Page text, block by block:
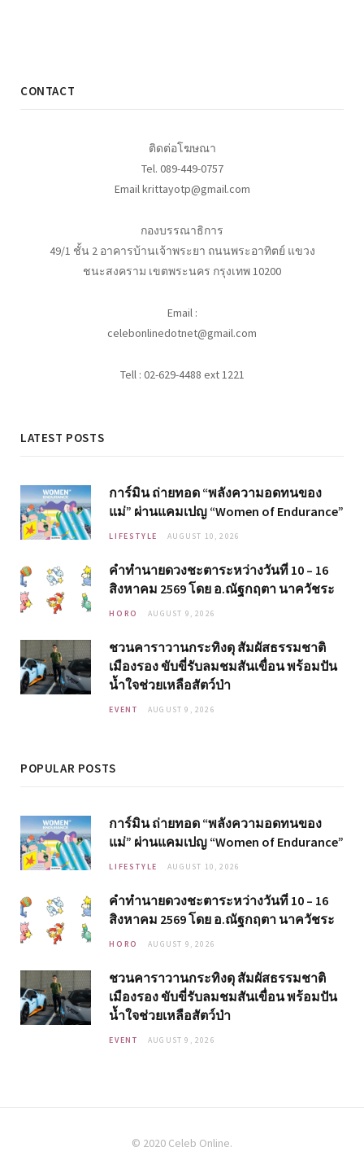
CONTACT
ติดต่อโฆษณา
Tel. 089-449-0757
Email krittayotp@gmail.com
กองบรรณาธิการ
49/1 ชั้น 2 อาคารบ้านเจ้าพระยา ถนนพระอาทิตย์ แขวง
ชนะสงคราม เขตพระนคร กรุงเทพ 10200
Email :
celebonlinedotnet@gmail.com
Tell : 02-629-4488 ext 1221
LATEST POSTS
การ์มิน ถ่ายทอด “พลังความอดทนของ
แม่” ผ่านแคมเปญ “Women of Endurance”
LIFESTYLE AUGUST 10, 2026
คำทำนายดวงชะตาระหว่างวันที่ 10 – 16
สิงหาคม 2569 โดย อ.ณัฐกฤตา นาควัชระ
HORO AUGUST 9, 2026
ชวนคาราวานกระทิงดุ สัมผัสธรรมชาติ
เมืองรอง ขับขี่รับลมชมสันเขื่อน พร้อมปัน
น้ำใจช่วยเหลือสัตว์ป่า
EVENT AUGUST 9, 2026
POPULAR POSTS
การ์มิน ถ่ายทอด “พลังความอดทนของ
แม่” ผ่านแคมเปญ “Women of Endurance”
LIFESTYLE AUGUST 10, 2026
คำทำนายดวงชะตาระหว่างวันที่ 10 – 16
สิงหาคม 2569 โดย อ.ณัฐกฤตา นาควัชระ
HORO AUGUST 9, 2026
ชวนคาราวานกระทิงดุ สัมผัสธรรมชาติ
เมืองรอง ขับขี่รับลมชมสันเขื่อน พร้อมปัน
น้ำใจช่วยเหลือสัตว์ป่า
EVENT AUGUST 9, 2026
© 2020 Celeb Online.